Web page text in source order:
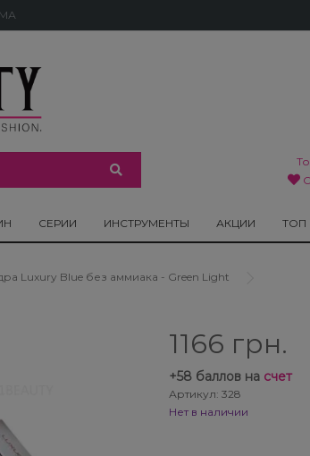
СЕРИИ ИНСТРУМЕНТЫ АКЦИИ ТОП
Luxury Blue без аммиака - Green Light
1166 грн.
+58баллов на счет
Артикул: 328
Нет в наличии